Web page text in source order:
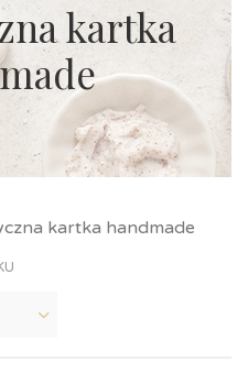
kartka
kartka handmade